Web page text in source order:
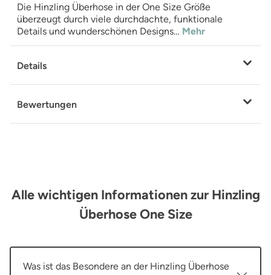
Die Hinzling Überhose in der One Size Größe
überzeugt durch viele durchdachte, funktionale
Details und wunderschönen Designs… Mehr
Details
Bewertungen
Alle wichtigen Informationen zur Hinzling
Überhose One Size
Was ist das Besondere an der Hinzling Überhose